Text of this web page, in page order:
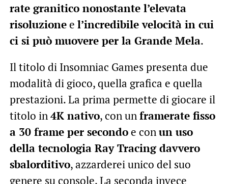
rate granitico nonostante l’elevata
risoluzionee l’incredibile velocità in cui
ci si può muovere per la Grande Mela.
Il titolo di Insomniac Games presenta due
modalità di gioco, quella grafica e quella
prestazioni. La prima permette di giocare il
titolo in4K nativo, con unframerate fisso
a 30 frame per secondoe conun uso
della tecnologia Ray Tracing davvero
sbalorditivo, azzarderei unico del suo
genere su console. La seconda invece